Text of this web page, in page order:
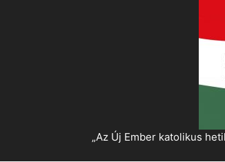
„Az Új Ember katolikus